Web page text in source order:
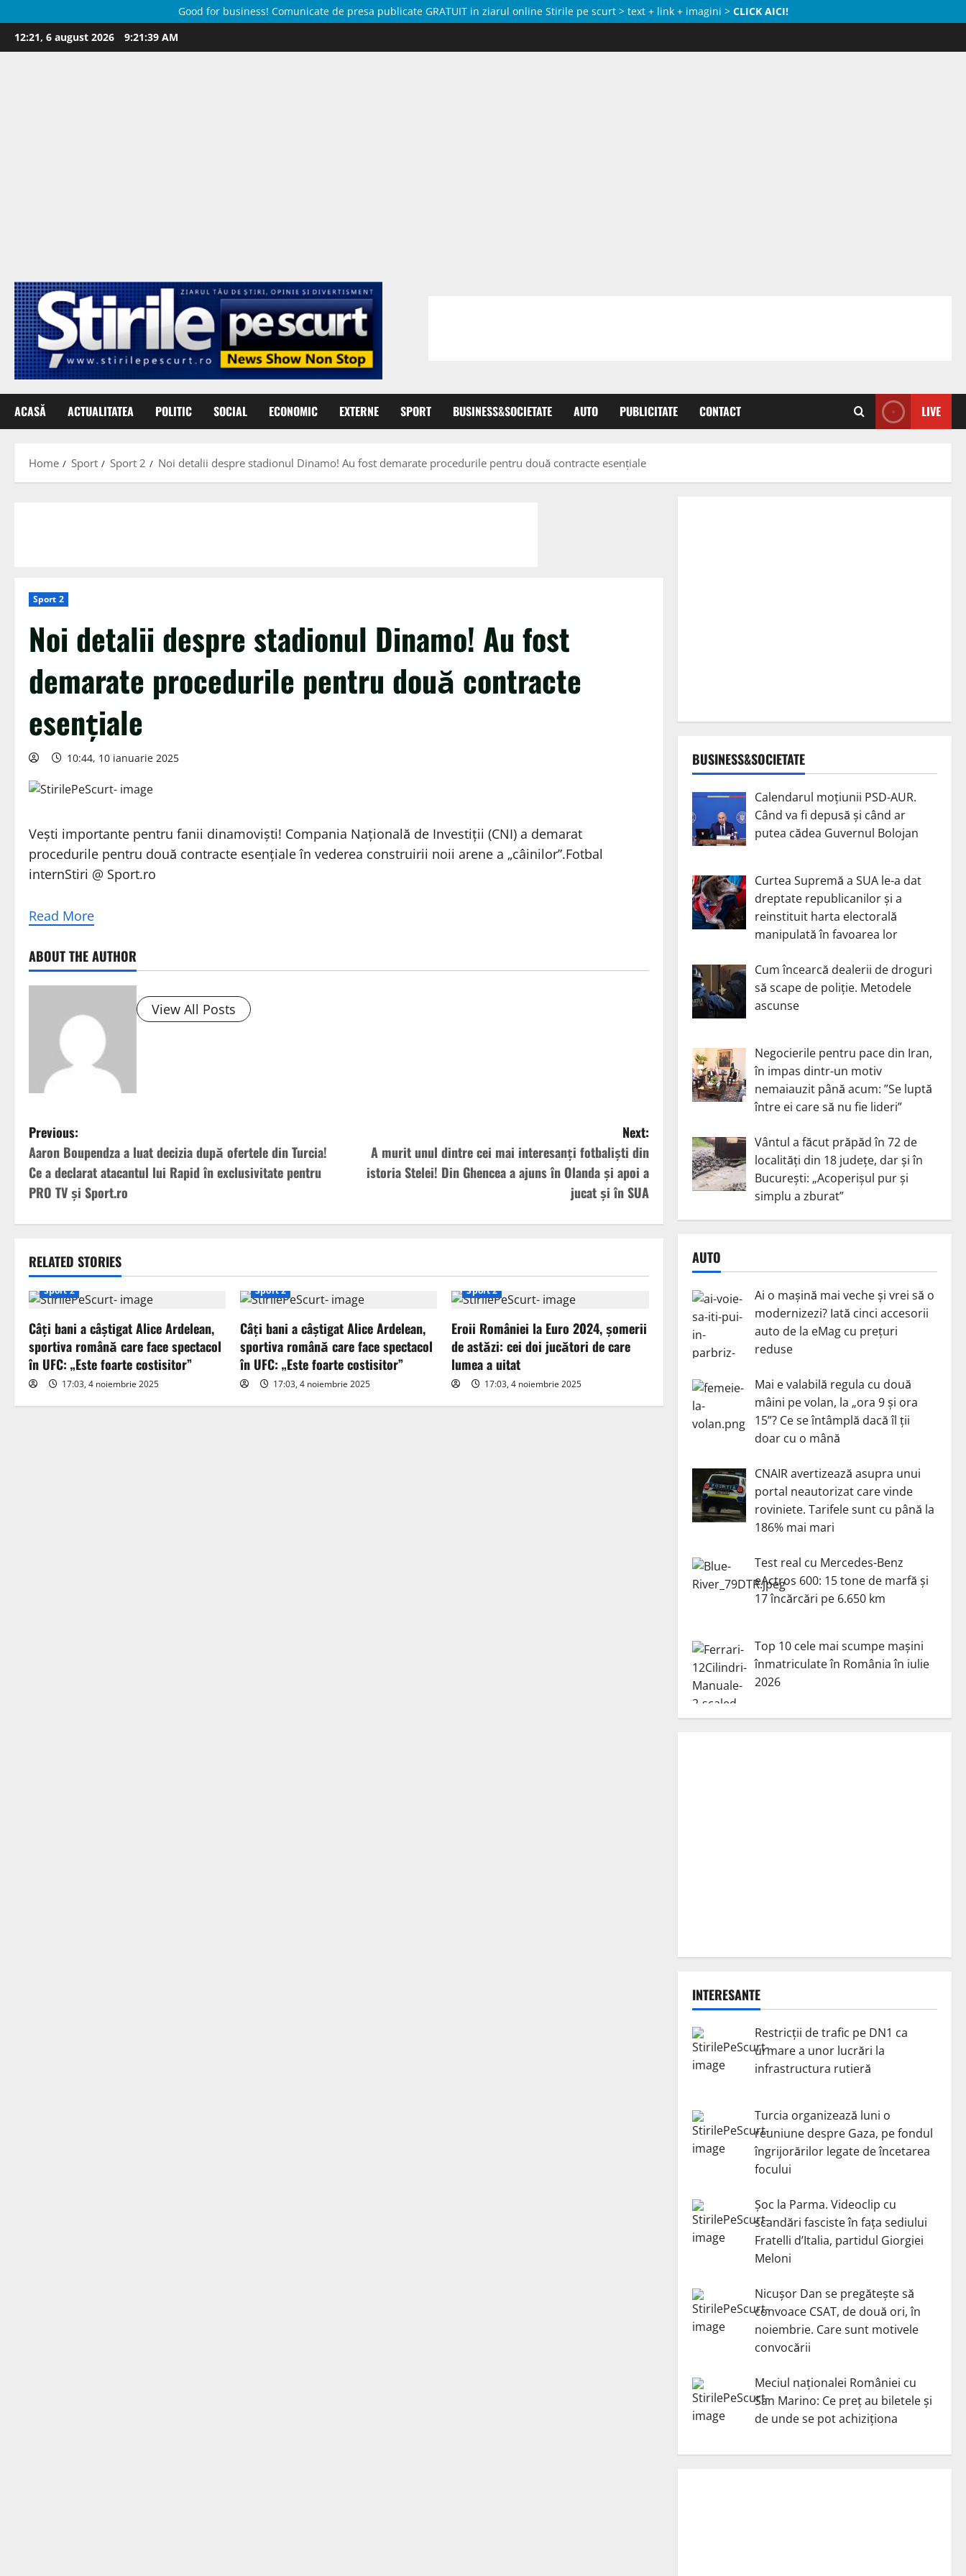
Good for business! Comunicate de presa publicate GRATUIT in ziarul online Stirile pe scurt > text + link + imagini > CLICK AICI!
Skip
to
12:21, 6 august 2026 9:21:40 AM
ACASĂ ACTUALITATEA POLITIC SOCIAL ECONOMIC EXTERNE SPORT BUSINESS&SOCIETATE AUTO PUBLICITATE CONTACT LIVE
Home Sport Sport 2 Noi detalii despre stadionul Dinamo! Au fost demarate procedurile pentru două contracte esențiale
Sport 2
Noi detalii despre stadionul Dinamo! Au fost
demarate procedurile pentru două contracte
esențiale
10:44, 10 ianuarie 2025
Vești importante pentru fanii dinamoviști! Compania Națională de Investiții (CNI) a demarat
procedurile pentru două contracte esențiale în vederea construirii noii arene a „câinilor”.Fotbal
internStiri @ Sport.ro
Read More
ABOUT THE AUTHOR
View All Posts
P
o
s
t
n
a
v
i
g
a
Previous:
Aaron Boupendza a luat decizia după ofertele din Turcia!
Ce a declarat atacantul lui Rapid în exclusivitate pentru
PRO TV și Sport.ro
Next:
A murit unul dintre cei mai interesanți fotbaliști din
istoria Stelei! Din Ghencea a ajuns în Olanda și apoi a
jucat și în SUA
RELATED STORIES
Sport 2
Câți bani a câștigat Alice Ardelean,
sportiva română care face spectacol
în UFC: „Este foarte costisitor”
17:03, 4 noiembrie 2025
Sport 2
Câți bani a câștigat Alice Ardelean,
sportiva română care face spectacol
în UFC: „Este foarte costisitor”
17:03, 4 noiembrie 2025
Sport 2
Eroii României la Euro 2024, șomerii
de astăzi: cei doi jucători de care
lumea a uitat
17:03, 4 noiembrie 2025
BUSINESS&SOCIETATE
Calendarul moțiunii PSD-AUR.
Când va fi depusă și când ar
putea cădea Guvernul Bolojan
Curtea Supremă a SUA le-a dat
dreptate republicanilor și a
reinstituit harta electorală
manipulată în favoarea lor
Cum încearcă dealerii de droguri
să scape de poliție. Metodele
ascunse
Negocierile pentru pace din Iran,
în impas dintr-un motiv
nemaiauzit până acum: ”Se luptă
între ei care să nu fie lideri”
Vântul a făcut prăpăd în 72 de
localități din 18 județe, dar și în
București: „Acoperișul pur și
simplu a zburat”
AUTO
Ai o mașină mai veche și vrei să o
modernizezi? Iată cinci accesorii
auto de la eMag cu prețuri
reduse
Mai e valabilă regula cu două
mâini pe volan, la „ora 9 și ora
15”? Ce se întâmplă dacă îl ții
doar cu o mână
CNAIR avertizează asupra unui
portal neautorizat care vinde
roviniete. Tarifele sunt cu până la
186% mai mari
Test real cu Mercedes-Benz
eActros 600: 15 tone de marfă și
17 încărcări pe 6.650 km
Top 10 cele mai scumpe mașini
înmatriculate în România în iulie
2026
INTERESANTE
Restricții de trafic pe DN1 ca
urmare a unor lucrări la
infrastructura rutieră
Turcia organizează luni o
reuniune despre Gaza, pe fondul
îngrijorărilor legate de încetarea
focului
Șoc la Parma. Videoclip cu
scandări fasciste în fața sediului
Fratelli d’Italia, partidul Giorgiei
Meloni
Nicuşor Dan se pregăteşte să
convoace CSAT, de două ori, în
noiembrie. Care sunt motivele
convocării
Meciul naționalei României cu
San Marino: Ce preț au biletele și
de unde se pot achiziționa